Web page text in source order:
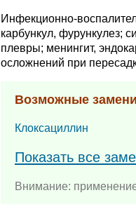
Инфекционно-
карбункул, фурункулез;
плевры; менингит,
осложнений при
Возможные
Клоксациллин
Показать все
Внимание: